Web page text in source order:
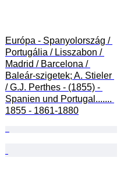
Európa - Spanyolország /
Portugália / Lisszabon /
Madrid / Barcelona /
Baleár-szigetek; A. Stieler
/ G.J. Perthes - (1855) -
Spanien und Portugal.......
1855 - 1861-1880